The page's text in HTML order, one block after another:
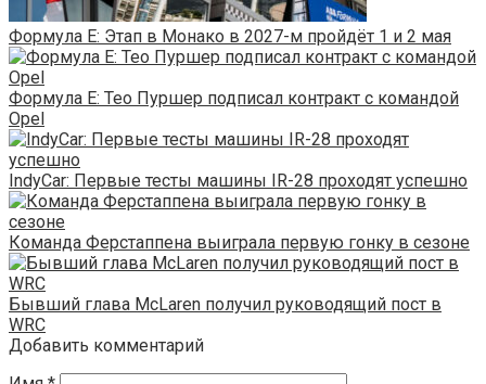
Формула E: Этап в Монако в 2027-м пройдёт 1 и 2 мая
Формула E: Тео Пуршер подписал контракт с командой
Opel
IndyCar: Первые тесты машины IR-28 проходят успешно
Команда Ферстаппена выиграла первую гонку в сезоне
Бывший глава McLaren получил руководящий пост в
WRC
Добавить комментарий